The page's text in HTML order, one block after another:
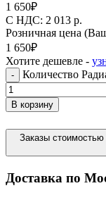
1 650₽
C НДС: 2 013 р.
Розничная цена
1 650₽
Хотите дешевле -
- Количество
В корзину
Заказы
Доставка по